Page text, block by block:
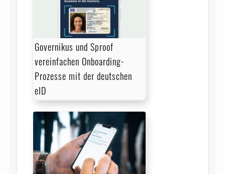
Governikus und Sproof
vereinfachen Onboarding-
Prozesse mit der deutschen
eID